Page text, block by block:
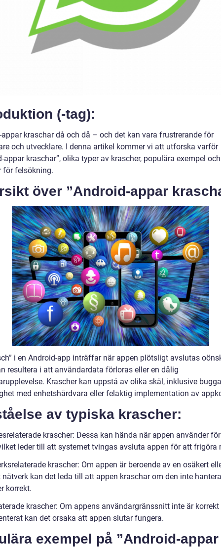
(-tag):
kraschar då och då – och det kan vara frustrerande för
och utvecklare. I denna artikel kommer vi att utforska varför
appar kraschar”, olika typer av krascher, populära exempel och
för felsökning.
över ”Android-appar
i en Android-app inträffar när appen plötsligt avslutas
resultera i att användardata förloras eller en dålig
Krascher kan uppstå av olika skäl, inklusive
med enhetshårdvara eller felaktig implementation av
av typiska krascher:
krascher: Dessa kan hända när appen använder
leder till att systemet tvingas avsluta appen för att frigöra
krascher: Om appen är beroende av en osäkert
kan det leda till att appen kraschar om den inte
korrekt.
krascher: Om appens användargränssnitt inte är korrekt
kan det orsaka att appen slutar fungera.
exempel på ”Android-appar